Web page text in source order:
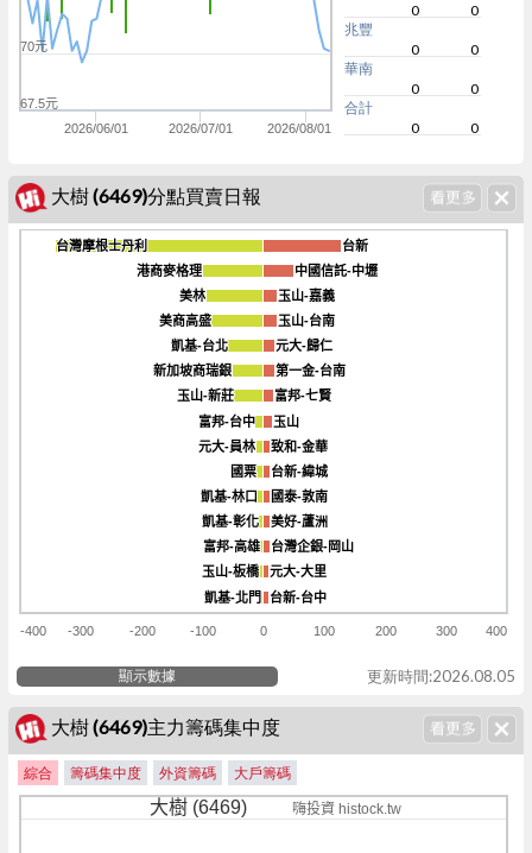
2026/06/01 2026/07/01 2026/08/01
67.5元
70元
-1600
0
0
兆豐
0
0
華南
0
0
合計
0
0
大樹 (6469)分點買賣日報
台新
台新
中國信託-中壢
中國信託-中壢
玉山-嘉義
玉山-嘉義
玉山-台南
玉山-台南
元大-歸仁
元大-歸仁
第一金-台南
第一金-台南
富邦-七賢
富邦-七賢
玉山
玉山
致和-金華
致和-金華
台新-緯城
台新-緯城
國泰-敦南
國泰-敦南
美好-蘆洲
美好-蘆洲
台灣企銀-岡山
台灣企銀-岡山
元大-大里
元大-大里
台新-台中
台新-台中
台灣摩根士丹利
台灣摩根士丹利
港商麥格理
港商麥格理
美林
美林
美商高盛
美商高盛
凱基-台北
凱基-台北
新加坡商瑞銀
新加坡商瑞銀
玉山-新莊
玉山-新莊
富邦-台中
富邦-台中
元大-員林
元大-員林
國票
國票
凱基-林口
凱基-林口
凱基-彰化
凱基-彰化
富邦-高雄
富邦-高雄
玉山-板橋
玉山-板橋
凱基-北門
凱基-北門
-400 -300 -200 -100 0 100 200 300 400
顯示數據 更新時間:2026.08.05
大樹 (6469)主力籌碼集中度
綜合 籌碼集中度 外資籌碼 大戶籌碼
大樹 (6469) 嗨投資 histock.tw